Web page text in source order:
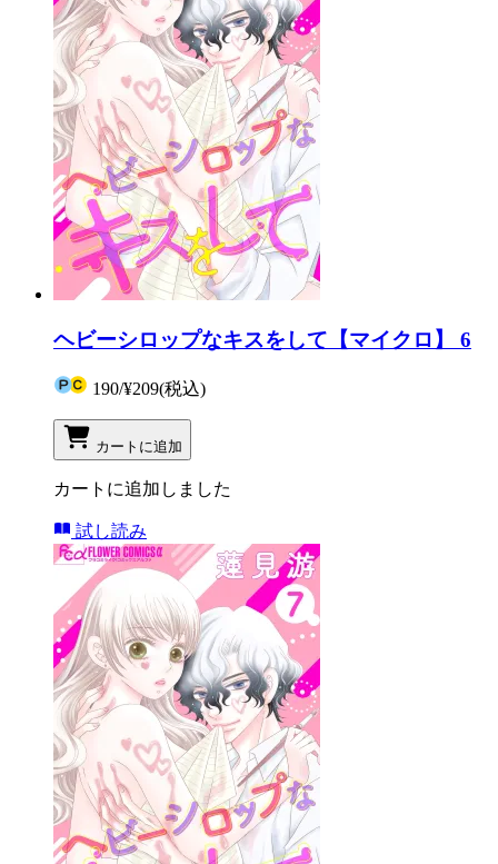
ヘビーシロップなキスをして【マイクロ】 6
190/¥209(税込)
カートに追加
カートに追加しました
試し読み